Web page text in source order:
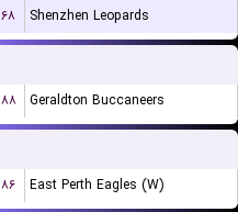
۶۸ Shenzhen Leopards
۸۸ Geraldton Buccaneers
۸۶ East Perth Eagles (W)